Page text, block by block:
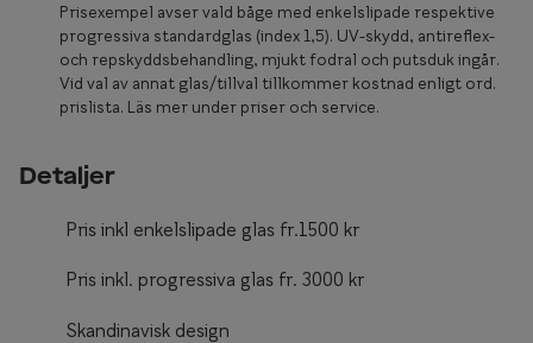
Prisexempel avser vald båge med enkelslipade respektive
progressiva standardglas (index 1,5). UV-skydd, antireflex-
och repskyddsbehandling, mjukt fodral och putsduk ingår.
Vid val av annat glas/tillval tillkommer kostnad enligt ord.
prislista. Läs mer under priser och service.
Detaljer
Pris inkl enkelslipade glas fr.1500 kr
Pris inkl. progressiva glas fr. 3000 kr
Skandinavisk design